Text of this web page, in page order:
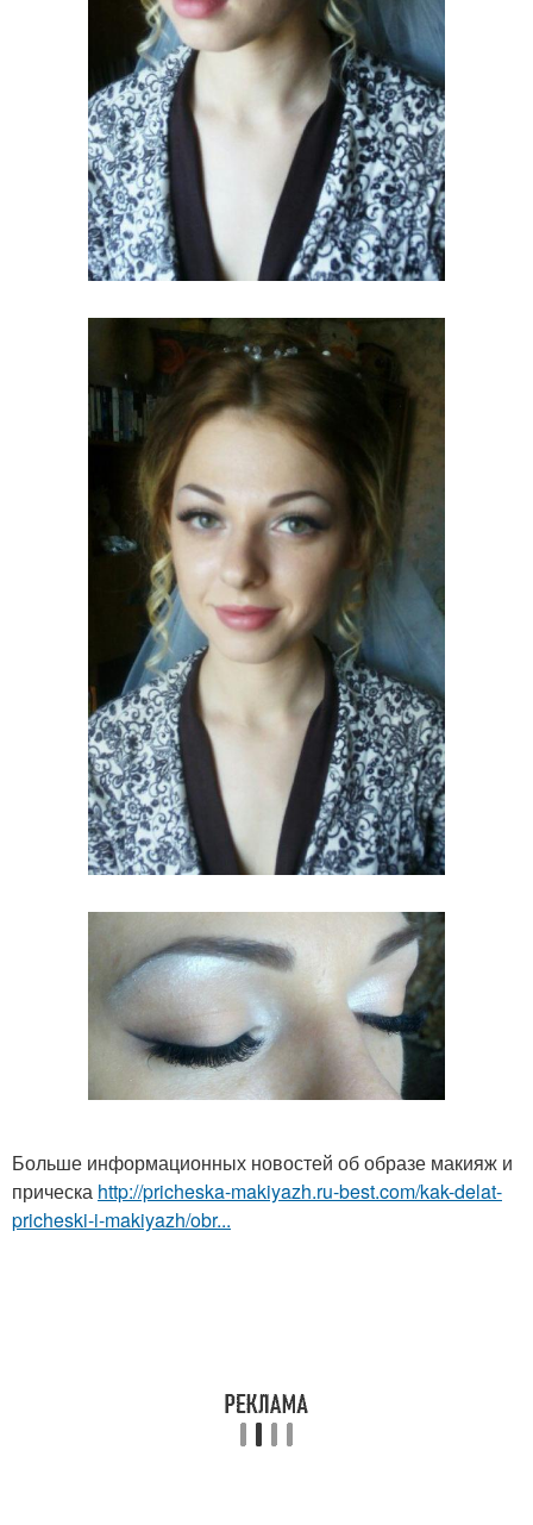
Больше информационных новостей об образе макияж и
прическа http://pricheska-makiyazh.ru-best.com/kak-delat-
pricheski-i-makiyazh/obr...